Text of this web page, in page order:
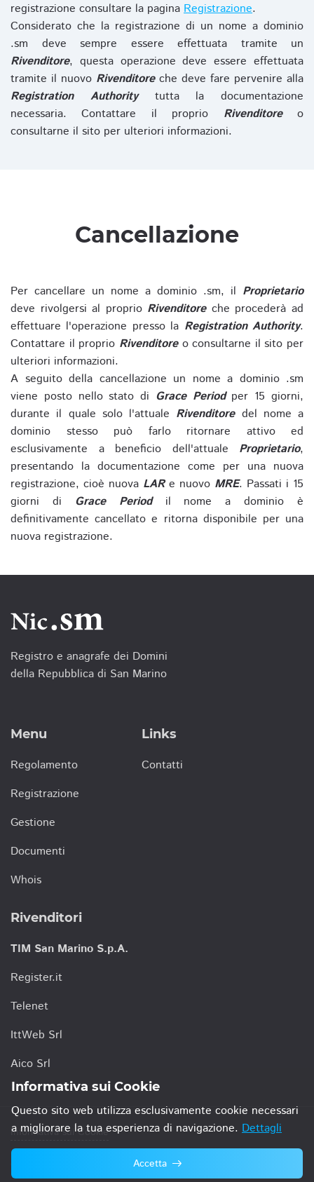
registrazione consultare la pagina Registrazione.
Considerato che la registrazione di un nome a dominio
.sm deve sempre essere effettuata tramite un
Rivenditore, questa operazione deve essere effettuata
tramite il nuovo Rivenditoreche deve fare pervenire alla
Registration Authoritytutta la documentazione
necessaria. Contattare il proprio Rivenditoreo
consultarne il sito per ulteriori informazioni.
Cancellazione
Per cancellare un nome a dominio .sm, il Proprietario
deve rivolgersi al proprio Rivenditoreche procederà ad
effettuare l'operazione presso la Registration Authority.
Contattare il proprio Rivenditoreo consultarne il sito per
ulteriori informazioni.
A seguito della cancellazione un nome a dominio .sm
viene posto nello stato di Grace Periodper 15 giorni,
durante il quale solo l'attuale Rivenditoredel nome a
dominio stesso può farlo ritornare attivo ed
esclusivamente a beneficio dell'attuale Proprietario,
presentando la documentazione come per una nuova
registrazione, cioè nuova LARe nuovo MRE. Passati i 15
giorni di Grace Periodil nome a dominio è
definitivamente cancellato e ritorna disponibile per una
nuova registrazione.
Registro e anagrafe dei Domini
della Repubblica di San Marino
Menu
Regolamento
Registrazione
Gestione
Documenti
Whois
Links
Contatti
Rivenditori
TIM San Marino S.p.A.
Register.it
Telenet
IttWeb Srl
Aico Srl
Informativa sui Cookie
© 2021 TIM San Marino S.p.A.
Informativa sui Cookie
Questo sito web utilizza esclusivamente cookie necessari
a migliorare la tua esperienza di navigazione. Dettagli
Accetta